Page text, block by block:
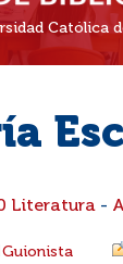
Católica
Literatura -
Guionista